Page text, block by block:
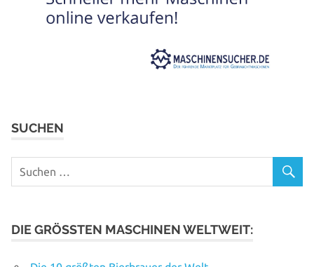
SUCHEN
DIE GRÖSSTEN MASCHINEN WELTWEIT: